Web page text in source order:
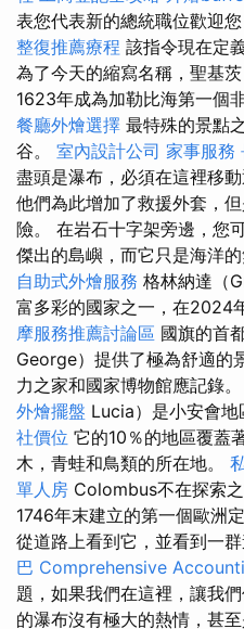
表您代表新的總統職位歡迎您
整復推薦療程 該指令現在定
為了今天的縮寫名稱，聖基
1623年成為加勒比海第一個
餐廳外燴選擇 最特殊的景點
谷。 室內設計公司 家事服務
盡頭是瀑布，必須在這裡移
他們為此增加了救援外套，
險。 在岩石十字架旁邊，您
傑出的島嶼，而它只是海洋
自助式外燴服務 格林納達（
富多彩的國家之一，在2024
摩服務推薦討論區 國旗的首
George）提供了極為舒適的
力之家和國家博物館應記錄。
外燴擺盤 Lucia）是小安會地
社價位 它的10％的地區覆蓋
木，青蛙和鳥類的所在地。
單人房 Colombus不在探索
1746年末建立的第一個歐洲
從道路上看到它，並看到一
巴 Comprehensive
題，如果我們在這裡，讓我
的瀑布沒有極大的熱情，甚至